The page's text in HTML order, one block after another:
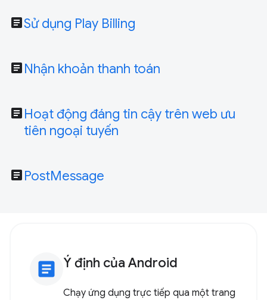
articleSử dụng Play Billing
article Nhận khoản thanh toán
article Hoạt động đáng tin cậy trên web ưu
tiên ngoại tuyến
article PostMessage
article Ý định của Android
Chạy ứng dụng trực tiếp qua một trang